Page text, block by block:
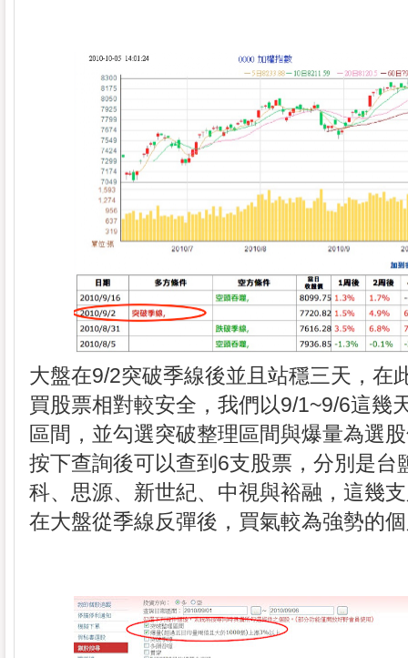
大盤在9/2突破季線後並且站穩三天，在
買股票相對較安全，我們以9/1~9/6這幾
區間，並勾選突破整理區間與爆量為選
按下查詢後可以查到6支股票，分別是台
科、思源、新世紀、中視與裕融，這幾
在大盤從季線反彈後，買氣較為強勢的